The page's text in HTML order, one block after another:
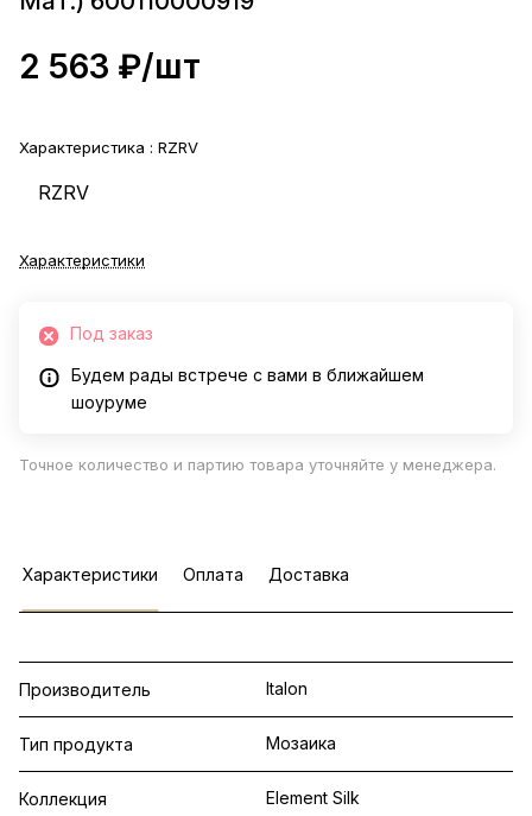
2 563 ₽/шт
Характеристика : RZRV
RZRV
Характеристики
Под заказ
Будем рады встрече с вами в ближайшем
шоуруме
Точное количество и партию товара уточняйте у менеджера.
Характеристики Оплата Доставка
Производитель Italon
Тип продукта Мозаика
Коллекция Element Silk